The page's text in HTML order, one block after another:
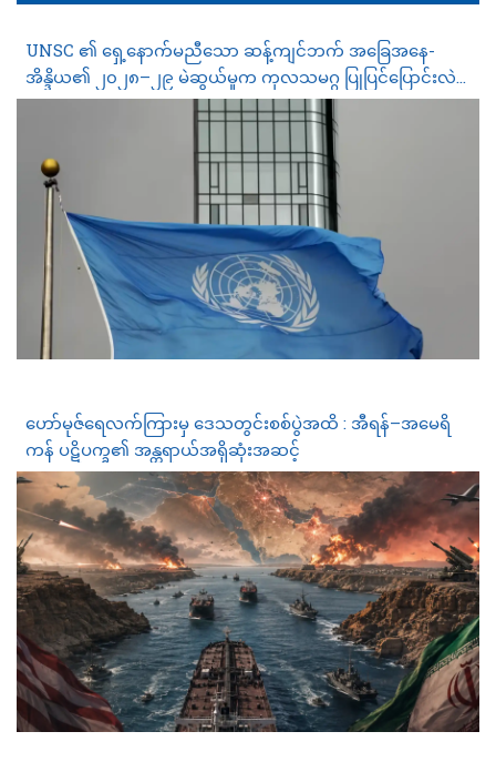
UNSC ၏ ရှေ့နောက်မညီသော ဆန့်ကျင်ဘက် အခြေအနေ-
အိန္ဒိယ၏ ၂၀၂၈–၂၉ မဲဆွယ်မှုက ကုလသမဂ္ဂ ပြုပြင်ပြောင်းလဲ
ရေး တုံ့ဆိုင်းနေမှုကို မည်သို့ ဖော်ပြနေသနည်း
ဟော်မုဇ်ရေလက်ကြားမှ ဒေသတွင်းစစ်ပွဲအထိ : အီရန်–အမေရိ
ကန် ပဋိပက္ခ၏ အန္တရာယ်အရှိဆုံးအဆင့်